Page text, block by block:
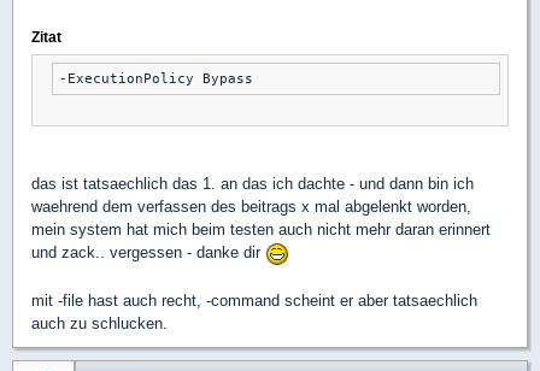
Zitat
das ist tatsaechlich das 1. an das ich dachte - und dann bin ich
waehrend dem verfassen des beitrags x mal abgelenkt worden,
mein system hat mich beim testen auch nicht mehr daran erinnert
und zack.. vergessen - danke dir
mit -file hast auch recht, -command scheint er aber tatsaechlich
auch zu schlucken.